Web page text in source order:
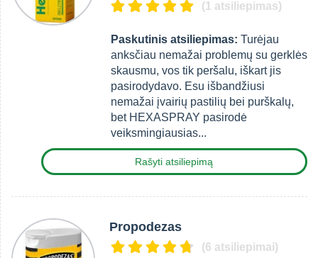
(1 atsiliepimas)
Paskutinis atsiliepimas: Turėjau
anksčiau nemažai problemų su gerklės
skausmu, vos tik peršalu, iškart jis
pasirodydavo. Esu išbandžiusi
nemažai įvairių pastilių bei purškalų,
bet HEXASPRAY pasirodė
veiksmingiausias...
Rašyti atsiliepimą
Propodezas
(6 atsiliepimai)